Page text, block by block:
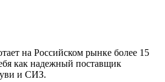
на Российском рынке более 15
как надежный поставщик
и СИЗ.